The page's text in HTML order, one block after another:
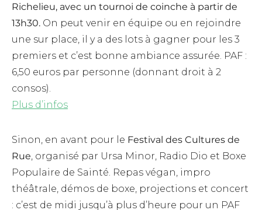
Richelieu, avec un tournoi de coinche à partir de
13h30. On peut venir en équipe ou en rejoindre
une sur place, il y a des lots à gagner pour les 3
premiers et c’est bonne ambiance assurée. PAF :
6,50 euros par personne (donnant droit à 2
consos).
Plus d’infos
Sinon, en avant pour le Festival des Cultures de
Rue , organisé par Ursa Minor, Radio Dio et Boxe
Populaire de Sainté. Repas végan, impro
théâtrale, démos de boxe, projections et concert
: c’est de midi jusqu’à plus d’heure pour un PAF